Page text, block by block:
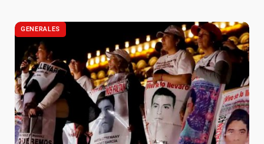
GENERALES